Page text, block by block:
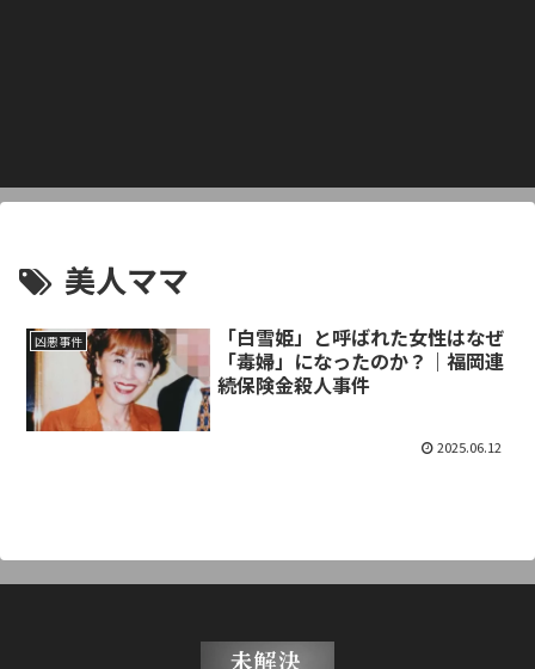
美人ママ
凶悪事件
「白雪姫」と呼ばれた女性はなぜ
「毒婦」になったのか？｜福岡連
続保険金殺人事件
2025.06.12